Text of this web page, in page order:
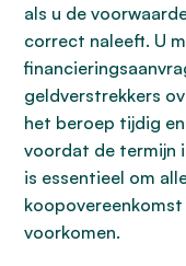
als u de
correct naleeft. U
geldverstrekkers
het beroep tijdig
voordat de termijn
is essentieel om
voorkomen.